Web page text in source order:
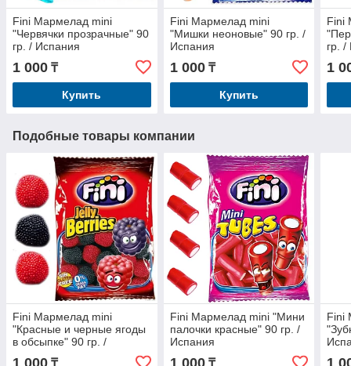
Fini Мармелад mini
"Червячки прозрачные" 90
гр. / Испания
1 000 ₸
Купить
Fini Мармелад mini
"Мишки неоновые" 90 гр. /
Испания
1 000₸
Купить
Fini
гр.
1
Подобные товары компании
Fini Мармелад mini
"Красные и черные ягоды
в обсыпке" 90 гр. /
Испания
Fini Мармелад mini "Мини
палочки красные" 90 гр. /
Испания
Fini